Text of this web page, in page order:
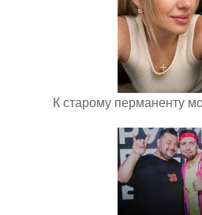
К старому перманенту